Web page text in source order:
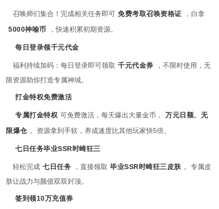
召唤师们集合！完成相关任务即可 免费考取召唤资格证
，白拿
5000神喻币
，快速积累初期资源。
每日登录领千元代金
福利持续加码：每日登录即可领取 千元代金券
，不限时使用，无
限资源助你打造专属神域。
打金特权免费激活
专属打金特权 可免费激活，每天爆出大量金币，
万元日额、无
限爆仓 。资源拿到手软，养成速度比其他玩家快5倍。
七日任务毕业SSR时崎狂三
轻松完成 七日任务 ，直接领取 毕业SSR时崎狂三皮肤 。专属皮
肤让战力与颜值双双封顶。
签到领10万充值券